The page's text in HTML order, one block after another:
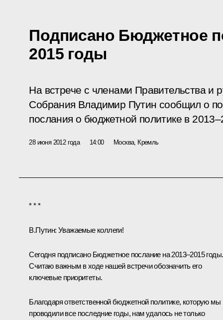
Подписано Бюджетное
2015 годы
На встрече с членами Правительства и
Собрания Владимир Путин сообщил о
послания о бюджетной политике в
28 июня 2012 года 14:00 Москва, Кремль
* * *
В.Путин: Уважаемые коллеги!
Сегодня подписано Бюджетное послание на 2013–2015 годы.
Считаю важным в ходе нашей встречи обозначить его
ключевые приоритеты.
Благодаря ответственной бюджетной политике, которую мы
проводили все последние годы, нам удалось не только